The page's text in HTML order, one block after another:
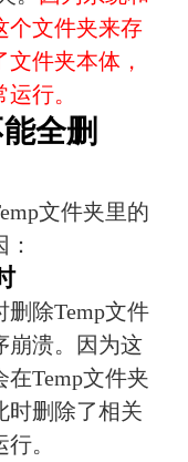
个文件夹来存
件夹本体，
行。
全删
文件夹里的
除Temp文件
崩溃。因为这
Temp文件夹
时删除了相关
。